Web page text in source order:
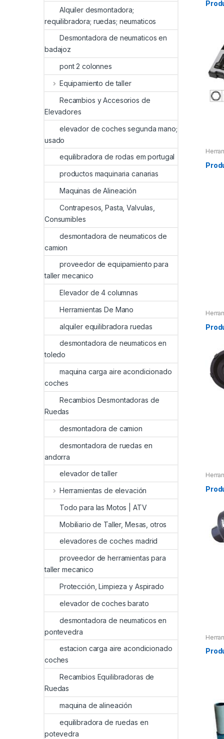
Alquiler desmontadora;
requilibradora; ruedas; neumaticos
Desmontadora de neumaticos en
badajoz
pont 2 colonnes
Equipamiento de taller
Recambios y Accesorios de
Elevadores
elevador de coches segunda mano;
usado
equilibradora de rodas em portugal
productos maquinaria canarias
Maquinas de Alineación
Contrapesos, Pasta, Valvulas,
Consumibles
desmontadora de neumaticos de
camion
proveedor de equipamiento para
taller mecanico
Elevador de 4 columnas
Herramientas De Mano
alquiler equilibradora ruedas
desmontadora de neumaticos en
toledo
maquina carga aire acondicionado
coches
Recambios Desmontadoras de
Ruedas
desmontadora de camion
desmontadora de ruedas en
andorra
elevador de taller
Herramientas de elevación
Todo para las Motos | ATV
Mobiliario de Taller, Mesas, otros
elevadores de coches madrid
proveedor de herramientas para
taller mecanico
Protección, Limpieza y Aspirado
elevador de coches barato
desmontadora de neumaticos en
pontevedra
estacion carga aire acondicionado
coches
Recambios Equilibradoras de
Ruedas
maquina de alineación
equilibradora de ruedas en
potevedra